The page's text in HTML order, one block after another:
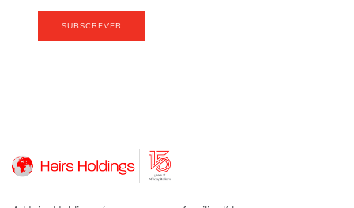
SUBSCREVER